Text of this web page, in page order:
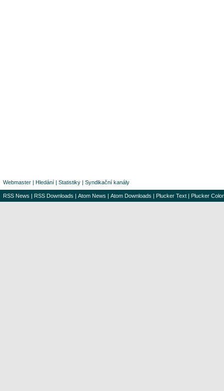
Webmaster | Hledání | Statistiky | Syndikační kanály
RSS News | RSS Downloads | Atom News | Atom Downloads | Plucker Text | Plucker Color